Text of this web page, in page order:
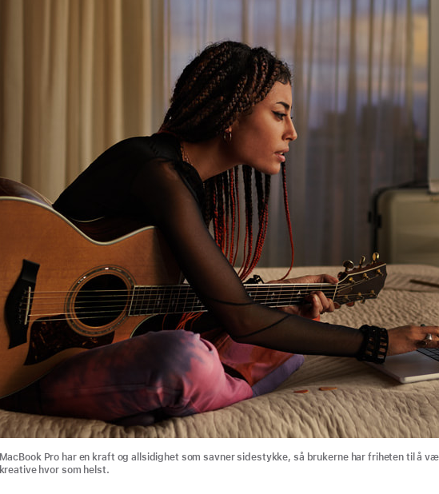
MacBook Pro har en kraft og allsidighet som savner sidestykke, så brukerne har friheten til å
kreative hvor som helst.